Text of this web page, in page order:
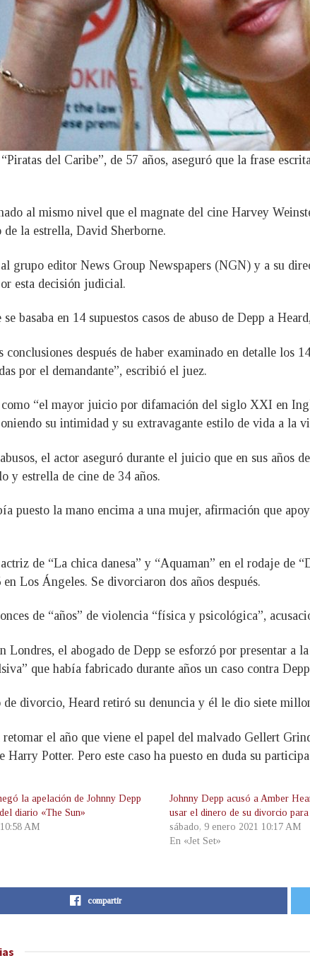
del Caribe”, de 57 años, aseguró que la frase
al mismo nivel que el magnate del cine Harvey
la estrella, David Sherborne.
grupo editor News Group Newspapers (NGN) y a su
esta decisión judicial.
basaba en 14 supuestos casos de abuso de Depp a
conclusiones después de haber examinado en detalle los
por el demandante”, escribió el juez.
“el mayor juicio por difamación del siglo XXI en
su intimidad y su extravagante estilo de vida a la
el actor aseguró durante el juicio que en sus años
y estrella de cine de 34 años.
puesto la mano encima a una mujer, afirmación que
de “La chica danesa” y “Aquaman” en el rodaje de
Los Ángeles. Se divorciaron dos años después.
de “años” de violencia “física y psicológica”,
Londres, el abogado de Depp se esforzó por presentar a
que había fabricado durante años un caso contra
de divorcio, Heard retiró su denuncia y él le dio siete
el año que viene el papel del malvado Gellert
Harry Potter. Pero este caso ha puesto en duda su
la apelación de Johnny Depp
diario «The Sun»
AM
Johnny Depp acusó a Amber
usar el dinero de su divorcio
sábado, 9 enero 2021 10:17 AM
En «Jet Set»
compartir